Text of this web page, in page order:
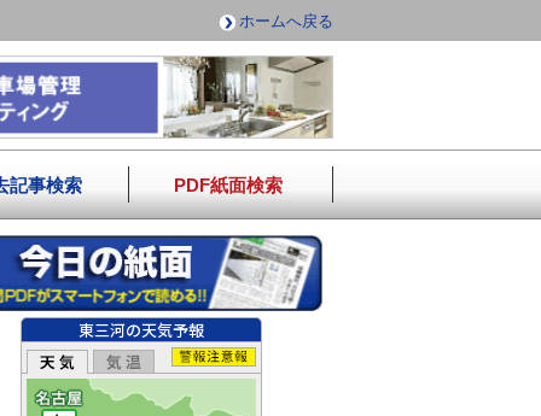
ホームへ戻る
記事検索 PDF紙面検索